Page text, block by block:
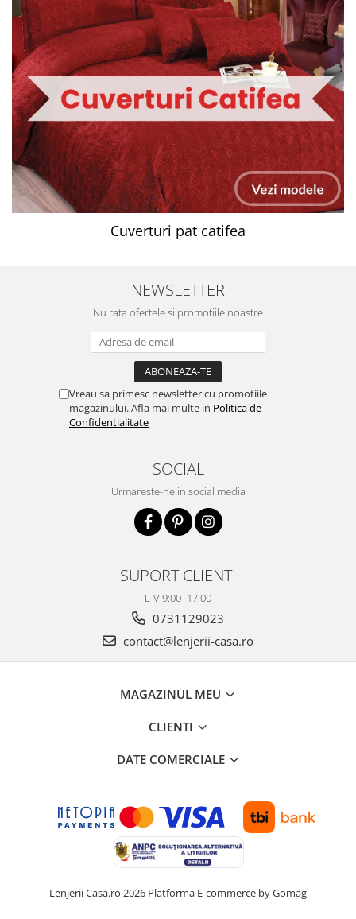
Cuverturi pat catifea
NEWSLETTER
Nu rata ofertele si promotiile noastre
Vreau sa primesc newsletter cu promotiile
magazinului. Afla mai multe in Politica de
Confidentialitate
SOCIAL
Urmareste-ne in social media
SUPORT CLIENTI
L-V 9:00 -17:00
0731129023
contact@lenjerii-casa.ro
MAGAZINUL MEU
CLIENTI
DATE COMERCIALE
Lenjerii Casa.ro 2026 Platforma E-commerce by Gomag